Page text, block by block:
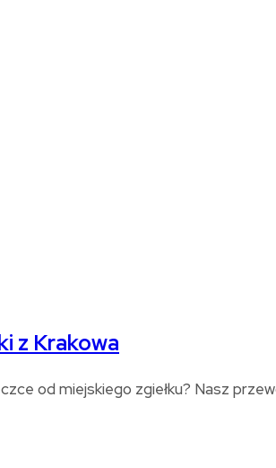
z Krakowa
od miejskiego zgiełku? Nasz